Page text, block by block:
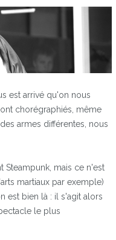
est arrivé qu'on nous
chorégraphiés, même
armes différentes, nous
mais ce n'est
martiaux par exemple)
est bien là : il s'agit alors
le plus